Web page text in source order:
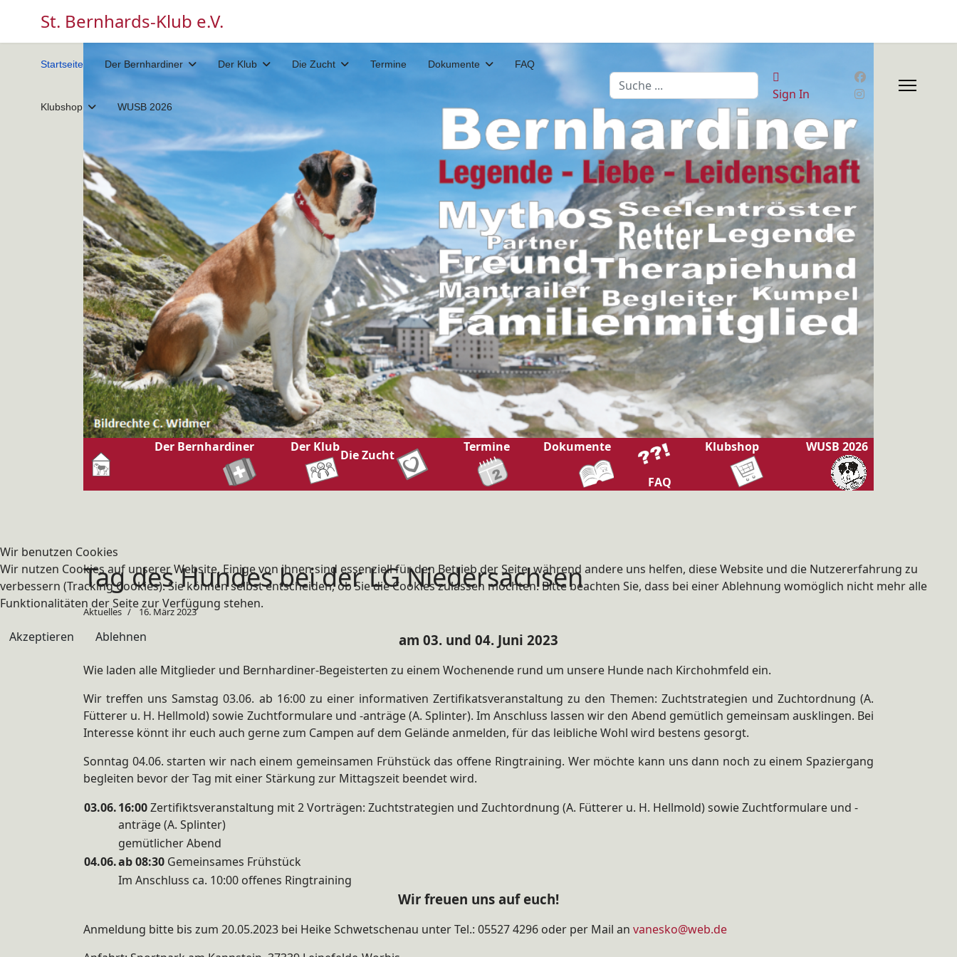
St. Bernhards-Klub e.V.
Startseite Der Bernhardiner Der Klub Die Zucht Termine Dokumente FAQ
Klubshop WUSB 2026
Suchen
Sign In
Der Bernhardiner Der Klub
Die Zucht
Termine Dokumente
FAQ
Klubshop WUSB 2026
Tag des Hundes bei der LG Niedersachsen
Aktuelles 16. März 2023
am 03. und 04. Juni 2023
Wie laden alle Mitglieder und Bernhardiner-Begeisterten zu einem Wochenende rund um unsere Hunde nach Kirchohmfeld ein.
Wir treffen uns Samstag 03.06. ab 16:00 zu einer informativen Zertifikatsveranstaltung zu den Themen: Zuchtstrategien und Zuchtordnung (A.
Fütterer u. H. Hellmold) sowie Zuchtformulare und -anträge (A. Splinter). Im Anschluss lassen wir den Abend gemütlich gemeinsam ausklingen. Bei
Interesse könnt ihr euch auch gerne zum Campen auf dem Gelände anmelden, für das leibliche Wohl wird bestens gesorgt.
Sonntag 04.06. starten wir nach einem gemeinsamen Frühstück das offene Ringtraining. Wer möchte kann uns dann noch zu einem Spaziergang
begleiten bevor der Tag mit einer Stärkung zur Mittagszeit beendet wird.
03.06.16:00Zertifiktsveranstaltung mit 2 Vorträgen: Zuchtstrategien und Zuchtordnung (A. Fütterer u. H. Hellmold) sowie Zuchtformulare und -
anträge (A. Splinter)
gemütlicher Abend
04.06.ab 08:30 Gemeinsames Frühstück
Im Anschluss ca. 10:00 offenes Ringtraining
Wir freuen uns auf euch!
Anmeldung bitte bis zum 20.05.2023 bei Heike Schwetschenau unter Tel.: 05527 4296 oder per Mail an vanesko@web.de
Wir benutzen Cookies
Wir nutzen Cookies auf unserer Website. Einige von ihnen sind essenziell für den Betrieb der Seite, während andere uns helfen, diese Website und die Nutzererfahrung zu
verbessern (Tracking Cookies). Sie können selbst entscheiden, ob Sie die Cookies zulassen möchten. Bitte beachten Sie, dass bei einer Ablehnung womöglich nicht mehr alle
Funktionalitäten der Seite zur Verfügung stehen.
Akzeptieren Ablehnen